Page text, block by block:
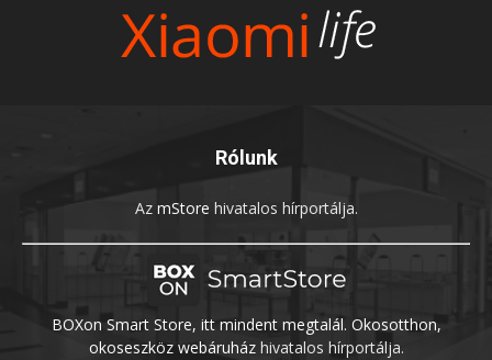
Rólunk
Az mStore hivatalos hírportálja.
BOXon Smart Store, itt mindent megtalál. Okosotthon,
okoseszköz webáruházhivatalos hírportálja.